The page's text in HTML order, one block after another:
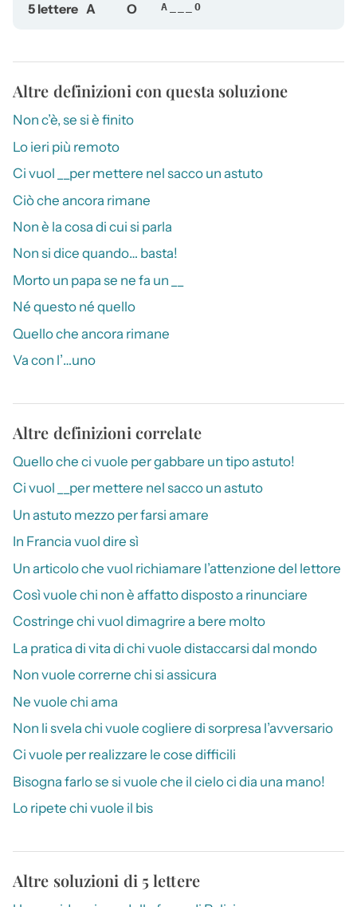
5 lettere A O A___O
Altre definizioni con questa soluzione
Non c’è, se si è finito
Lo ieri più remoto
Ci vuol __per mettere nel sacco un astuto
Ciò che ancora rimane
Non è la cosa di cui si parla
Non si dice quando… basta!
Morto un papa se ne fa un __
Né questo né quello
Quello che ancora rimane
Va con l’…uno
Altre definizioni correlate
Quello che ci vuole per gabbare un tipo astuto!
Ci vuol __per mettere nel sacco un astuto
Un astuto mezzo per farsi amare
In Francia vuol dire sì
Un articolo che vuol richiamare l’attenzione del lettore
Così vuole chi non è affatto disposto a rinunciare
Costringe chi vuol dimagrire a bere molto
La pratica di vita di chi vuole distaccarsi dal mondo
Non vuole correrne chi si assicura
Ne vuole chi ama
Non li svela chi vuole cogliere di sorpresa l’avversario
Ci vuole per realizzare le cose difficili
Bisogna farlo se si vuole che il cielo ci dia una mano!
Lo ripete chi vuole il bis
Altre soluzioni di 5 lettere